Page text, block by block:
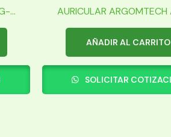
... AURICULAR ARGOMTECH
AÑADIR AL CARRITO
SOLICITAR